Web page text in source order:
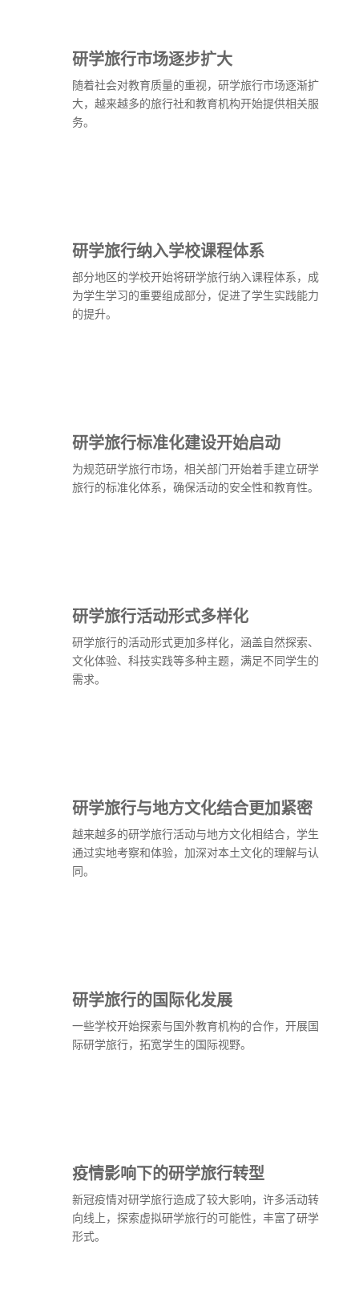
研学旅行市场逐步扩大
随着社会对教育质量的重视，研学旅行市场逐渐扩
大，越来越多的旅行社和教育机构开始提供相关服
务。
研学旅行纳入学校课程体系
部分地区的学校开始将研学旅行纳入课程体系，成
为学生学习的重要组成部分，促进了学生实践能力
的提升。
研学旅行标准化建设开始启动
为规范研学旅行市场，相关部门开始着手建立研学
旅行的标准化体系，确保活动的安全性和教育性。
研学旅行活动形式多样化
研学旅行的活动形式更加多样化，涵盖自然探索、
文化体验、科技实践等多种主题，满足不同学生的
需求。
研学旅行与地方文化结合更加紧密
越来越多的研学旅行活动与地方文化相结合，学生
通过实地考察和体验，加深对本土文化的理解与认
同。
研学旅行的国际化发展
一些学校开始探索与国外教育机构的合作，开展国
际研学旅行，拓宽学生的国际视野。
疫情影响下的研学旅行转型
新冠疫情对研学旅行造成了较大影响，许多活动转
向线上，探索虚拟研学旅行的可能性，丰富了研学
形式。